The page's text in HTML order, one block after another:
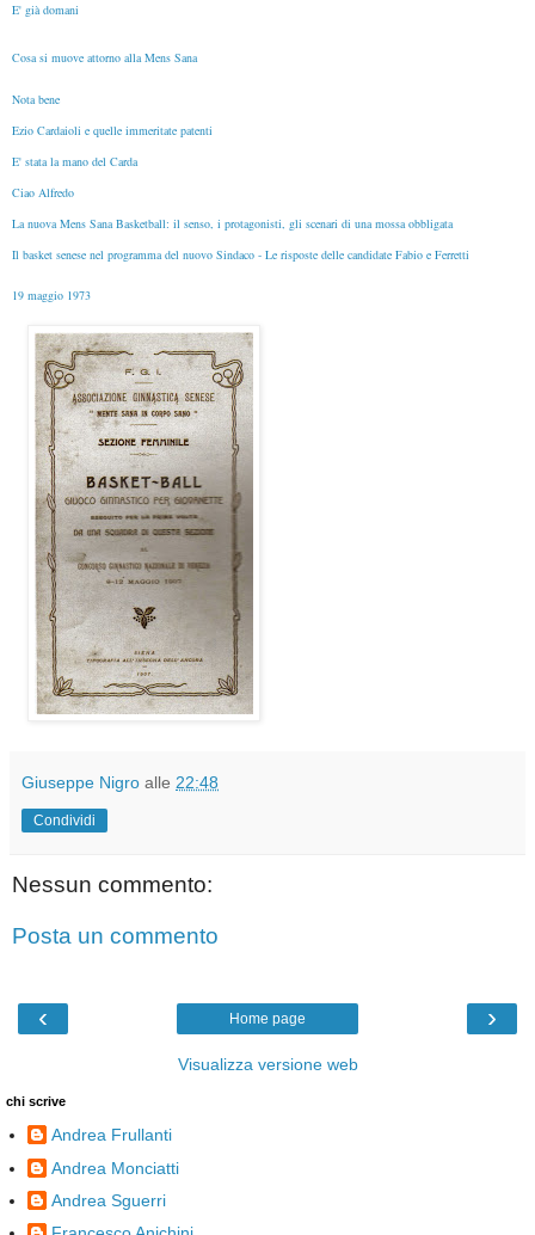
E' già domani
Cosa si muove attorno alla Mens Sana
Nota bene
Ezio Cardaioli e quelle immeritate patenti
E' stata la mano del Carda
Ciao Alfredo
La nuova Mens Sana Basketball: il senso, i protagonisti, gli scenari di una mossa obbligata
Il basket senese nel programma del nuovo Sindaco - Le risposte delle candidate Fabio e Ferretti
19 maggio 1973
Giuseppe Nigro alle 22:48
Condividi
Nessun commento:
Posta un commento
‹ ›
Home page
Visualizza versione web
chi scrive
Andrea Frullanti
Andrea Monciatti
Andrea Sguerri